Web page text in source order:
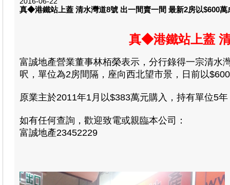
真◆港鐵站上蓋 清水灣道8號 出一間賣一間 最新2房以$600萬
真◆港鐵站上蓋
富誠地產營業董事林栢榮表示 ，分行錄得一宗清水
呎，單位為2房間隔，座向西北望市景，日前以
原業主於2011年1月以$383萬元購入，持有單位5
如有任何查詢，歡迎致電或親臨本公司：
富誠地產23452229